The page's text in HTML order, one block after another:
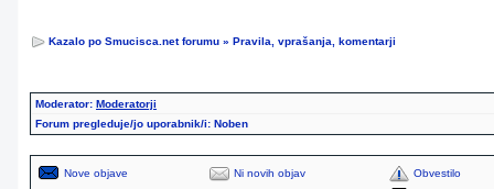
Kazalo po Smucisca.net forumu » Pravila, vprašanja, komentarji
Moderator: Moderatorji
Forum pregleduje/jo uporabnik/i: Noben
Nove objave Ni novih objav
Obvestilo